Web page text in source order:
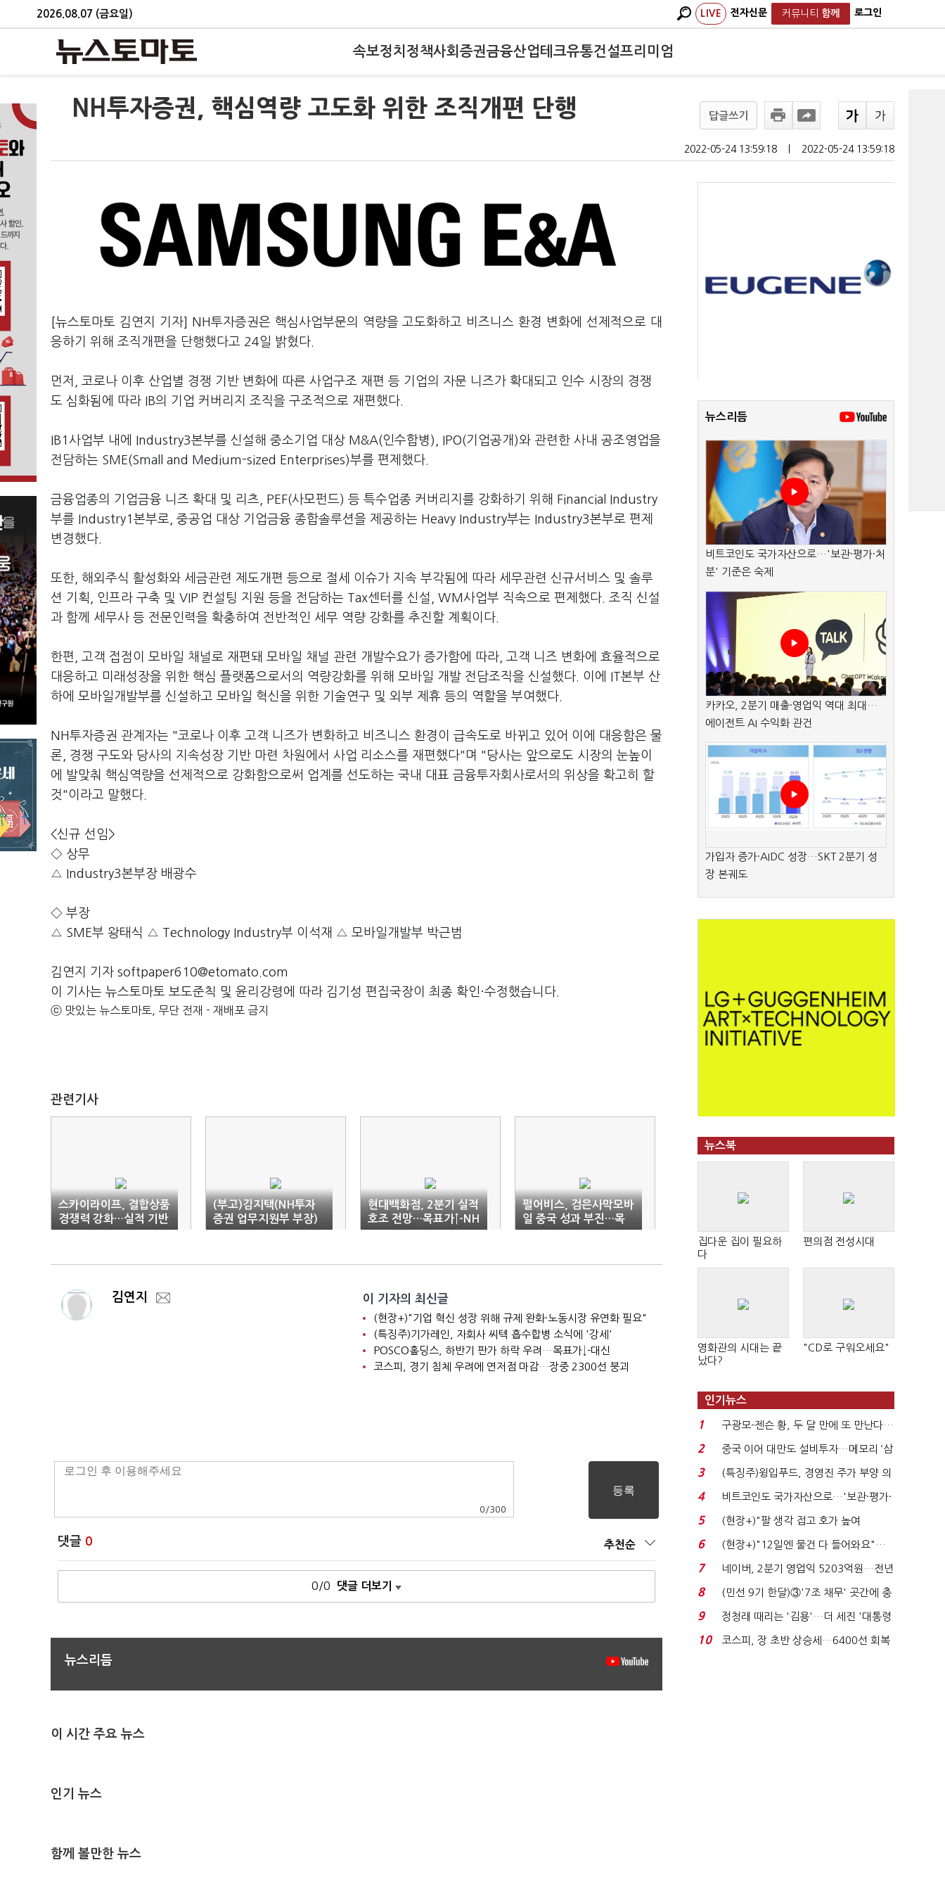
2026.08.07 (금요일) LIVE 전자신문 커뮤니티 함께 로그인
속보정치 정책사회 증권금융산업테크유통건설프리미엄
NH투자증권, 핵심역량 고도화 위한 조직개편 단행 답글쓰기
2022-05-24 13:59:18 2022-05-24 13:59:18
[뉴스토마토 김연지 기자] NH투자증권은 핵심사업부문의 역량을 고도화하고 비즈니스 환경 변화에 선제적으로 대
응하기 위해 조직개편을 단행했다고 24일 밝혔다.
먼저, 코로나 이후 산업별 경쟁 기반 변화에 따른 사업구조 재편 등 기업의 자문 니즈가 확대되고 인수 시장의 경쟁
도 심화됨에 따라 IB의 기업 커버리지 조직을 구조적으로 재편했다.
IB1사업부 내에 Industry3본부를 신설해 중소기업 대상 M&A(인수합병), IPO(기업공개)와 관련한 사내 공조영업을
전담하는 SME(Small and Medium-sized Enterprises)부를 편제했다.
금융업종의 기업금융 니즈 확대 및 리츠, PEF(사모펀드) 등 특수업종 커버리지를 강화하기 위해 Financial Industry
부를 Industry1본부로, 중공업 대상 기업금융 종합솔루션을 제공하는 Heavy Industry부는 Industry3본부로 편제
변경했다.
또한, 해외주식 활성화와 세금관련 제도개편 등으로 절세 이슈가 지속 부각됨에 따라 세무관련 신규서비스 및 솔루
션 기획, 인프라 구축 및 VIP 컨설팅 지원 등을 전담하는 Tax센터를 신설, WM사업부 직속으로 편제했다. 조직 신설
과 함께 세무사 등 전문인력을 확충하여 전반적인 세무 역량 강화를 추진할 계획이다.
한편, 고객 접점이 모바일 채널로 재편돼 모바일 채널 관련 개발수요가 증가함에 따라, 고객 니즈 변화에 효율적으로
대응하고 미래성장을 위한 핵심 플랫폼으로서의 역량강화를 위해 모바일 개발 전담조직을 신설했다. 이에 IT본부 산
하에 모바일개발부를 신설하고 모바일 혁신을 위한 기술연구 및 외부 제휴 등의 역할을 부여했다.
NH투자증권 관계자는 "코로나 이후 고객 니즈가 변화하고 비즈니스 환경이 급속도로 바뀌고 있어 이에 대응함은 물
론, 경쟁 구도와 당사의 지속성장 기반 마련 차원에서 사업 리소스를 재편했다"며 "당사는 앞으로도 시장의 눈높이
에 발맞춰 핵심역량을 선제적으로 강화함으로써 업계를 선도하는 국내 대표 금융투자회사로서의 위상을 확고히 할
것"이라고 말했다.
<신규 선임>
◇ 상무
△ Industry3본부장 배광수
◇ 부장
△ SME부 왕태식 △ Technology Industry부 이석재 △ 모바일개발부 박근범
김연지 기자 softpaper610@etomato.com
이 기사는 뉴스토마토 보도준칙 및 윤리강령에 따라 김기성 편집국장이 최종 확인·수정했습니다.
ⓒ 맛있는 뉴스토마토, 무단 전재 - 재배포 금지
관련기사
스카이라이프, 결합상품
경쟁력 강화…실적 기반
마련-NH
(부고)김지택(NH투자
증권 업무지원부 부장)
씨 모친상
현대백화점, 2분기 실적
호조 전망…목표가↑-NH
펄어비스, 검은사막모바
일 중국 성과 부진…목
표가↓-NH
김연지 이 기자의 최신글
(현장+)"기업 혁신 성장 위해 규제 완화·노동시장 유연화 필요"
(특징주)기가레인, 자회사 씨텍 흡수합병 소식에 '강세'
POSCO홀딩스, 하반기 판가 하락 우려…목표가↓-대신
코스피, 경기 침체 우려에 연저점 마감…장중 2300선 붕괴
0 /300
댓글 0 추천순
0/0 댓글 더보기
뉴스리듬
이 시간 주요 뉴스
인기 뉴스
함께 볼만한 뉴스
뉴스리듬
비트코인도 국가자산으로…'보관·평가·처
분' 기준은 숙제
카카오, 2분기 매출·영업익 역대 최대…
에이전트 AI 수익화 관건
가입자 증가·AIDC 성장…SKT 2분기 성
장 본궤도
뉴스북
집다운 집이 필요하
다
편의점 전성시대
영화관의 시대는 끝
났다?
"CD로 구워오세요"
인기뉴스
1
구광모-젠슨 황, 두 달 만에 또 만난다…
로봇·AI 등 논...
2
중국 이어 대만도 설비투자…메모리 ‘삼
국전쟁’
3
(특징주)윙입푸드, 경영진 주가 부양 의
지에 상한가...
4
비트코인도 국가자산으로…'보관·평가·
처분' 기준은 ...
5
(현장+)"팔 생각 접고 호가 높여
요"…'덜 똘똘한 한 채' 20...
6
(현장+)"12일엔 물건 다 들어와요"…
빈 매대 채우며 문 연 ...
7
네이버, 2분기 영업익 5203억원…전년
비 0.2% 감소...
8
(민선 9기 한달)③'7조 채무' 곳간에 충
격…추미애, 20년...
9
정청래 때리는 '김용'…더 세진 '대통령
최측근' 입...
10
코스피, 장 초반 상승세…6400선 회복